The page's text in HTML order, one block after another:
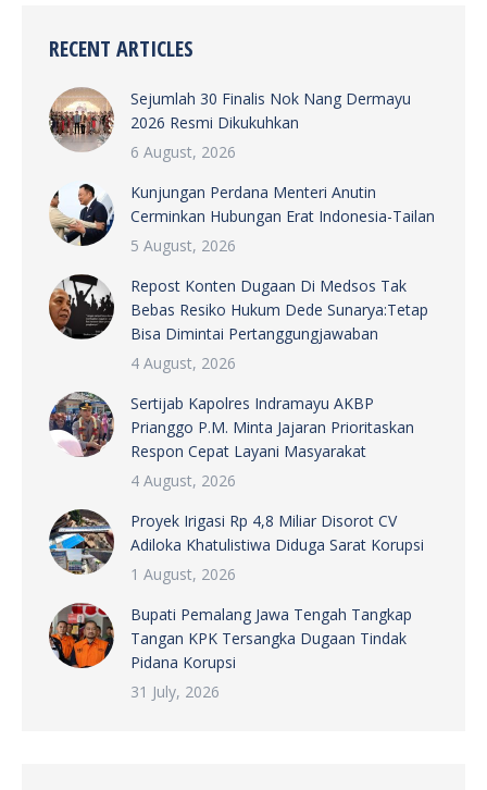
RECENT ARTICLES
Sejumlah 30 Finalis Nok Nang Dermayu
2026 Resmi Dikukuhkan
6 August, 2026
Kunjungan Perdana Menteri Anutin
Cerminkan Hubungan Erat Indonesia-Tailan
5 August, 2026
Repost Konten Dugaan Di Medsos Tak
Bebas Resiko Hukum Dede Sunarya:Tetap
Bisa Dimintai Pertanggungjawaban
4 August, 2026
Sertijab Kapolres Indramayu AKBP
Prianggo P.M. Minta Jajaran Prioritaskan
Respon Cepat Layani Masyarakat
4 August, 2026
Proyek Irigasi Rp 4,8 Miliar Disorot CV
Adiloka Khatulistiwa Diduga Sarat Korupsi
1 August, 2026
Bupati Pemalang Jawa Tengah Tangkap
Tangan KPK Tersangka Dugaan Tindak
Pidana Korupsi
31 July, 2026